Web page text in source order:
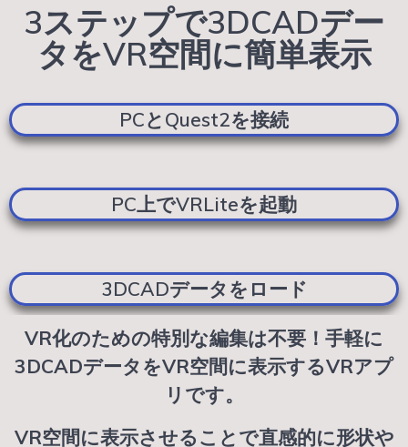
3ステップで3DCADデー
タをVR空間に簡単表示
PCとQuest2を接続
PC上でVRLiteを起動
3DCADデータをロード
VR化のための特別な編集は不要！手軽に
3DCADデータをVR空間に表示するVRアプ
リです。
VR空間に表示させることで直感的に形状や